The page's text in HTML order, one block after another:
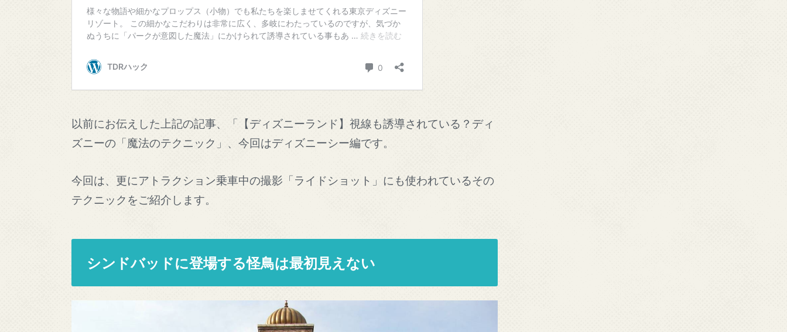
以前にお伝えした上記の記事、「【ディズニーランド】視線も誘導されている？ディ
ズニーの「魔法のテクニック」、今回はディズニーシー編です。
今回は、更にアトラクション乗車中の撮影「ライドショット」にも使われているその
テクニックをご紹介します。
シンドバッドに登場する怪鳥は最初見えない